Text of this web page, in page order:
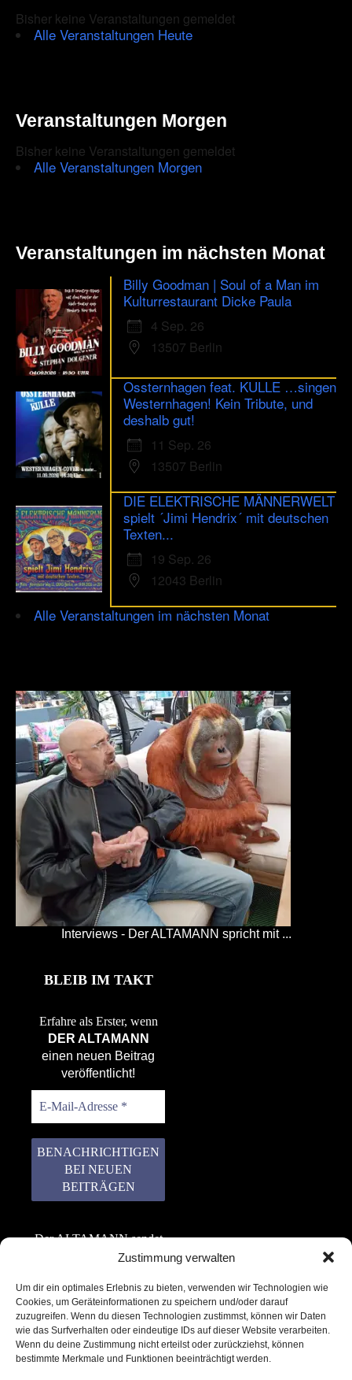
Zustimmung verwalten
Um dir ein optimales Erlebnis zu bieten, verwenden wir Technologien wie
Cookies, um Geräteinformationen zu speichern und/oder darauf
zuzugreifen. Wenn du diesen Technologien zustimmst, können wir Daten
wie das Surfverhalten oder eindeutige IDs auf dieser Website verarbeiten.
Wenn du deine Zustimmung nicht erteilst oder zurückziehst, können
bestimmte Merkmale und Funktionen beeinträchtigt werden.
to
are
human.
Bisher keine Veranstaltungen gemeldet
Alle Veranstaltungen Heute
Veranstaltungen Morgen
Bisher keine Veranstaltungen gemeldet
Alle Veranstaltungen Morgen
Veranstaltungen im nächsten Monat
Billy Goodman | Soul of a Man im
Kulturrestaurant Dicke Paula
4 Sep. 26
13507 Berlin
Ossternhagen feat. KULLE …singen
Westernhagen! Kein Tribute, und
deshalb gut!
11 Sep. 26
13507 Berlin
DIE ELEKTRISCHE MÄNNERWELT
spielt ´Jimi Hendrix´ mit deutschen
Texten...
19 Sep. 26
12043 Berlin
Alle Veranstaltungen im nächsten Monat
Interviews - Der ALTAMANN spricht mit ...
BLEIB IM TAKT
Erfahre als Erster, wenn
DER ALTAMANN
einen neuen Beitrag
veröffentlicht!
Der ALTAMANN sendet
keinen Spam! Er gibt
weiter. Erfahre mehr in
unserer
Datenschutzerklärung.